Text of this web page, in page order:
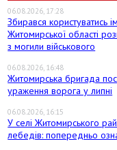
06.08.2026, 17:28
Збирався користуватись
Житомирської області
з могили військового
06.08.2026, 16:48
Житомирська бригада
ураження ворога у липні
06.08.2026, 16:15
У селі Житомирського
лебедів: попередньо